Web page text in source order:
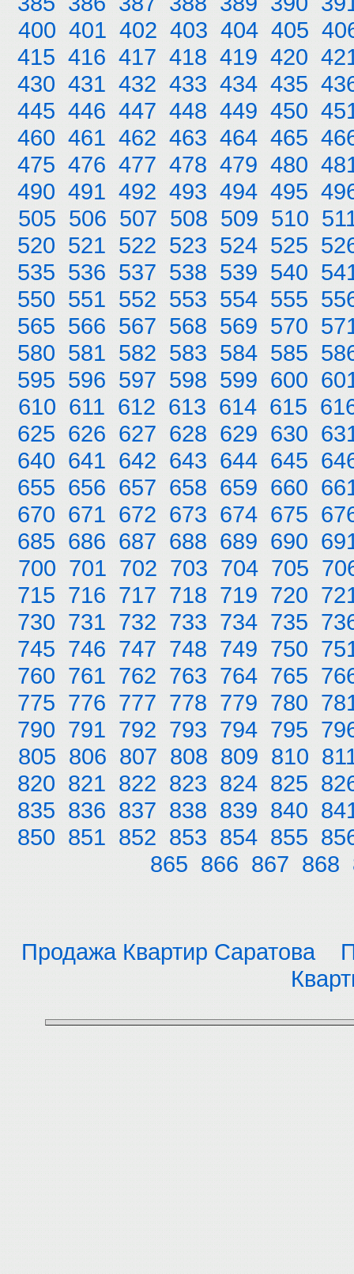
400 401 402 403 404 405
415 416 417 418 419 420
430 431 432 433 434 435
445 446 447 448 449 450
460 461 462 463 464 465
475 476 477 478 479 480
490 491 492 493 494 495
505 506 507 508 509 510
520 521 522 523 524 525
535 536 537 538 539 540
550 551 552 553 554 555
565 566 567 568 569 570
580 581 582 583 584 585
595 596 597 598 599 600
610 611 612 613 614 615
625 626 627 628 629 630
640 641 642 643 644 645
655 656 657 658 659 660
670 671 672 673 674 675
685 686 687 688 689 690
700 701 702 703 704 705
715 716 717 718 719 720
730 731 732 733 734 735
745 746 747 748 749 750
760 761 762 763 764 765
775 776 777 778 779 780
790 791 792 793 794 795
805 806 807 808 809 810
820 821 822 823 824 825
835 836 837 838 839 840
850 851 852 853 854 855
865 866 867 868
Продажа Квартир Саратова